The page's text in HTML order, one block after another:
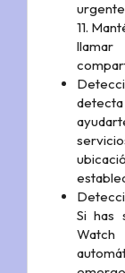
11.
detecta
Si has